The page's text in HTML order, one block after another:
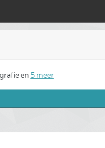
en 5 meer